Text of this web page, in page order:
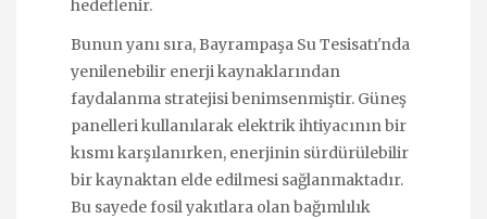
hedeflenir.
Bunun yanı sıra, Bayrampaşa Su Tesisatı'nda
yenilenebilir enerji kaynaklarından
faydalanma stratejisi benimsenmiştir. Güneş
panelleri kullanılarak elektrik ihtiyacının bir
kısmı karşılanırken, enerjinin sürdürülebilir
bir kaynaktan elde edilmesi sağlanmaktadır.
Bu sayede fosil yakıtlara olan bağımlılık